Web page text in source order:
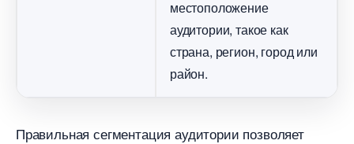
местоположение
аудитории, такое как
страна, регион, город или
район.
Правильная сегментация аудитории позволяет